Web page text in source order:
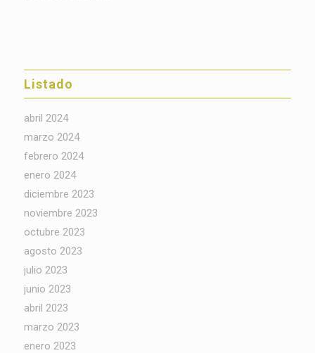
Listado
abril 2024
marzo 2024
febrero 2024
enero 2024
diciembre 2023
noviembre 2023
octubre 2023
agosto 2023
julio 2023
junio 2023
abril 2023
marzo 2023
enero 2023